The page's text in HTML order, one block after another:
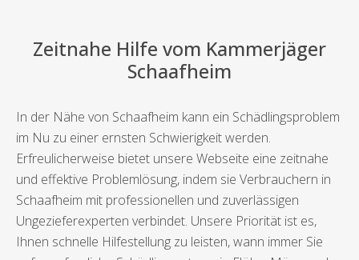
Zeitnahe Hilfe vom Kammerjäger
Schaafheim
In der Nähe von Schaafheim kann ein Schädlingsproblem
im Nu zu einer ernsten Schwierigkeit werden.
Erfreulicherweise bietet unsere Webseite eine zeitnahe
und effektive Problemlösung, indem sie Verbrauchern in
Schaafheim mit professionellen und zuverlässigen
Ungezieferexperten verbindet. Unsere Priorität ist es,
Ihnen schnelle Hilfestellung zu leisten, wann immer Sie